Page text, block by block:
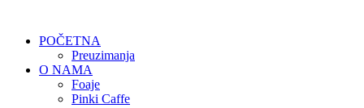
POČETNA
Preuzimanja
O NAMA
Foaje
Pinki Caffe